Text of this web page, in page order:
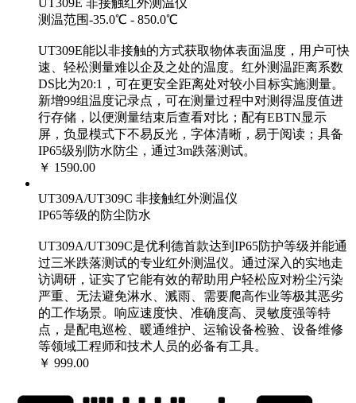
测温范围-35.0℃ - 850.0℃
UT309E能以非接触的方式获取物体表面温度，用户可快
速、轻松测量难以企及之处的温度。红外测温距离系数
DS比为20:1，可在更安全距离处对较小目标实施测量。
新增99组温度记录点，可在测量过程中对测得温度值进
行存储，以便测量结束后查看对比；配有EBTN显示
屏，负显模式下不易反光，字体清晰，易于阅读；具备
IP65级别防水防尘，通过3m跌落测试。
￥ 1590.00
UT309A/UT309C 非接触红外测温仪
IP65等级的防尘防水
UT309A/UT309C是优利德首款达到IP65防护等级并能通
过三米跌落测试的专业红外测温仪。通过深入的实地走
访调研，证实了它能有效的帮助用户轻松应对粉尘污染
严重、无法避免淋水、溅雨、需要爬高作业等极其恶劣
的工作场景。响应速度快、准确度高、灵敏度强等特
点，是配电巡检、暖通维护、运输设备检验、设备维修
等领域工程师和技术人员的必备有工具。
￥ 999.00